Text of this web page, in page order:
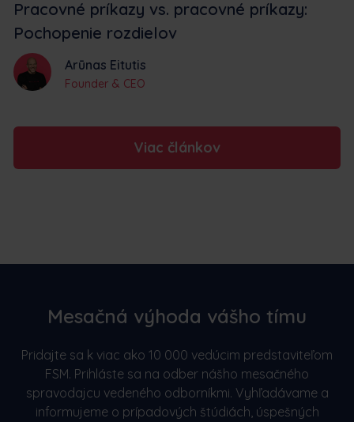
Pracovné príkazy vs. pracovné príkazy:
Pochopenie rozdielov
Arūnas Eitutis
Founder & CEO
Viac článkov
Mesačná výhoda vášho tímu
Pridajte sa k viac ako 10 000 vedúcim predstaviteľom
FSM. Prihláste sa na odber nášho mesačného
spravodajcu vedeného odborníkmi. Vyhľadávame a
informujeme o prípadových štúdiách, úspešných